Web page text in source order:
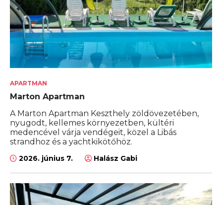
APARTMAN
Marton Apartman
A Marton Apartman Keszthely zöldövezetében,
nyugodt, kellemes környezetben, kültéri
medencével várja vendégeit, közel a Libás
strandhoz és a yachtkikötőhöz.
2026. június 7. Halász Gabi